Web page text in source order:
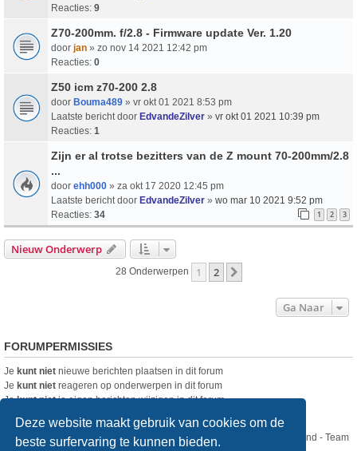
Deze website maakt gebruik van cookies om de
beste surfervaring te kunnen bieden.
Reacties: 9
Z70-200mm. f/2.8 - Firmware update Ver. 1.20
door jan » zo nov 14 2021 12:42 pm
Reacties: 0
Z50 icm z70-200 2.8
door Bouma489 » vr okt 01 2021 8:53 pm
Laatste bericht door EdvandeZilver » vr okt 01 2021 10:39 pm
Reacties: 1
Zijn er al trotse bezitters van de Z mount 70-200mm/2.8
...
door ehh000 » za okt 17 2020 12:45 pm
Laatste bericht door EdvandeZilver » wo mar 10 2021 9:52 pm
Reacties: 34 1 2 3
Nieuw Onderwerp
28 Onderwerpen 1 2
Ga Naar
FORUMPERMISSIES
Je kunt niet nieuwe berichten plaatsen in dit forum
Je kunt niet reageren op onderwerpen in dit forum
Jekunt nietje eigen berichten wijzigen in dit forum
Nikon Club Nederland - Team